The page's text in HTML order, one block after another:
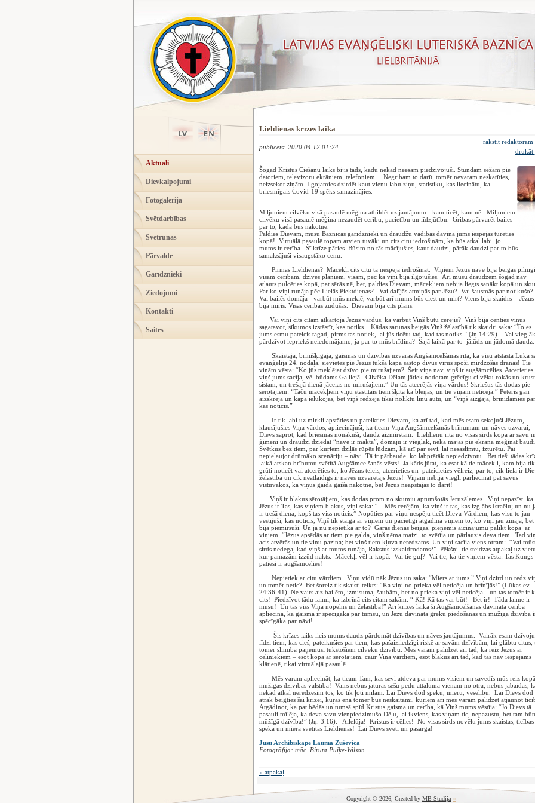
Aktuāli
Dievkalpojumi
Fotogalerija
Svētdarbības
Svētrunas
Pārvalde
Garīdznieki
Ziedojumi
Kontakti
Saites
Lieldienas krīzes laikā
publicēts: 2020.04.12 01:24
rakstīt redaktoram
drukāt
Šogad Kristus Ciešanu laiks bijis tāds, kādu nekad neesam piedzīvojuši. Stundām sēžam pie
datoriem, televizoru ekrāniem, telefoniem… Negribam to darīt, tomēr nevaram neskatīties,
neizsekot ziņām. Ilgojamies dzirdēt kaut vienu labu ziņu, statistiku, kas liecinātu, ka
briesmīgais Covid-19 spēks samazinājies.
Miljoniem cilvēku visā pasaulē mēģina atbildēt uz jautājumu - kam ticēt, kam nē. Miljoniem
cilvēku visā pasaulē mēģina nezaudēt cerību, pacietību un līdzjūtību. Gribas pārvarēt bailes
par to, kāda būs nākotne.
Paldies Dievam, mūsu Baznīcas garīdznieki un draudžu vadības dāvina jums iespējas turēties
kopā! Virtuālā pasaulē topam arvien tuvāki un cits citu iedrošinām, ka būs atkal labi, jo
mums ir cerība. Šī krīze pāries. Būsim no tās mācījušies, kaut daudzi, pārāk daudzi par to būs
samaksājuši visaugstāko cenu.
Pirmās Lieldienās? Mācekļi cits citu tā nespēja iedrošināt. Viņiem Jēzus nāve bija beigas pilnīgi
visām cerībām, dzīves plāniem, visam, pēc kā viņi bija ilgojušies. Arī mūsu draudzēm šogad nav
atļauts pulcēties kopā, pat sērās nē, bet, paldies Dievam, mācekļiem nebija liegts sanākt kopā un
Par ko viņi runāja pēc Lielās Piektdienas? Vai dalījās atmiņās par Jēzu? Vai šausmās par notikušo?
Vai bailēs domāja - varbūt mūs meklē, varbūt arī mums būs ciest un mirt? Viens bija skaidrs - Jēzus
bija miris. Visas cerības zudušas. Dievam bija cits plāns.
Vai viņi cits citam atkārtoja Jēzus vārdus, kā varbūt Viņš būtu cerējis? Viņš bija centies viņus
sagatavot, sīkumos izstāstīt, kas notiks. Kādas sarunas beigās Viņš žēlastībā tik skaidri saka: “To es
jums esmu pateicis tagad, pirms tas notiek, lai jūs ticētu tad, kad tas notiks.” (Jņ 14:29). Vai vieglāk
pārdzīvot iepriekš neiedomājamo, ja par to mūs brīdina? Šajā laikā par to jālūdz un jādomā daudz.
Skaistajā, brīnišķīgajā, gaismas un dzīvības uzvaras Augšāmcelšanās rītā, kā visu atstāsta Lūka
evaņģēlija 24. nodaļā, sievietes pie Jēzus tukšā kapa sastop divus vīrus spoži mirdzošās drānās! Tie
viņām vēsta: “Ko jūs meklējat dzīvo pie mirušajiem? Šeit viņa nav, viņš ir augšāmcēlies.
viņš jums sacīja, vēl būdams Galilejā. Cilvēka Dēlam jātiek nodotam grēcīgu cilvēku rokās un
sistam, un trešajā dienā jāceļas no mirušajiem.” Un tās atcerējās viņa vārdus! Skriešus tās dodas pie
sērotājiem: “Taču mācekļiem viņu stāstītais tiem šķita kā blēņas, un tie viņām neticēja.” Pēteris gan
aizskrēja un kapā ielūkojās, bet viņš redzēja tikai noliktu linu autu, un “viņš aizgāja, brīnīdamies par
kas noticis.”
Ir tik labi uz mirkli apstāties un pateikties Dievam, ka arī tad, kad mēs esam sekojuši Jēzum,
klausījušies Viņa vārdos, apliecinājuši, ka ticam Viņa Augšāmcelšanās brīnumam un nāves uzvarai,
Dievs saprot, kad briesmās nonākuši, daudz aizmirstam. Lieldienu rītā no visas sirds kopā ar savu
ģimeni un draudzi dziedāt “nāve ir mākta”, domāju ir vieglāk, nekā mājās pie ekrāna mēģināt
Svētkus bez tiem, par kuŗiem dziļās rūpēs lūdzam, kā arī par sevi, lai nesaslimtu, izturētu. Pat
nepieļaujot drūmāko scenāriju – nāvi. Tā ir pārbaude, ko labprātāk nepiedzīvotu. Bet tieši tādas
laikā atskan brīnumu svētītā Augšāmcelšanās vēsts! Ja kāds jūtat, ka esat kā tie mācekļi, kam bija tik
grūti noticēt vai atcerēties to, ko Jēzus teicis, atcerieties un pateicieties vēlreiz, par to, cik liela ir
žēlastība un cik neatlaidīgs ir nāves uzvarētājs Jēzus! Viņam nebija viegli pārliecināt pat savus
vistuvākos, ka viņus gaida gaiša nākotne, bet Jēzus neapstājas to darīt!
Viņš ir blakus sērotājiem, kas dodas prom no skumju aptumšotās Jeruzālemes. Viņi nepazīst, ka
Jēzus ir Tas, kas viņiem blakus, viņi saka: “…Mēs cerējām, ka viņš ir tas, kas izglābs Israēlu; un nu
ir trešā diena, kopš tas viss noticis.” Nopūties par viņu nespēju ticēt Dieva Vārdiem, kas visu to jau
vēstījuši, kas noticis, Viņš tik staigā ar viņiem un pacietīgi atgādina viņiem to, ko viņi jau zināja, bet
bija piemirsuši. Un ja nu nepietika ar to? Gaŗās dienas beigās, pieņēmis aicinājumu palikt kopā ar
viņiem, “Jēzus apsēdās ar tiem pie galda, viņš ņēma maizi, to svētīja un pārlauzis deva tiem. Tad
acis atvērās un tie viņu pazina; bet viņš tiem kļuva neredzams. Un viņi sacīja viens otram: “Vai
sirds nedega, kad viņš ar mums runāja, Rakstus izskaidrodams?” Pēkšņi tie steidzas atpakaļ uz vietu,
kur pamazām izzūd nakts. Mācekļi vēl ir kopā. Vai tie guļ? Vai tic, ka tie viņiem vēsta: Tas Kungs
patiesi ir augšāmcēlies!
Nepietiek ar citu vārdiem. Viņu vidū nāk Jēzus un saka: “Miers ar jums.” Viņi dzird un redz
un tomēr netic? Bet šoreiz tik skaisti teikts: “Ka viņi no prieka vēl neticēja un brīnījās!” (Lūkas ev.
24:36-41). Ne vairs aiz bailēm, izmisuma, šaubām, bet no prieka viņi vēl neticēja…un tas tomēr ir
cits! Piedzīvot tādu laimi, ka izbrīnā cits citam sakām: “ Kā! Kā tas var būt! Bet ir! Tāda laime ir
mūsu! Un tas viss Viņa nopelns un žēlastība!” Arī krīzes laikā šī Augšāmcelšanās dāvinātā cerība
apliecina, ka gaisma ir spēcīgāka par tumsu, un Jēzū dāvinātā grēku piedošanas un mūžīgā dzīvība
spēcīgāka par nāvi!
Šis krīzes laiks licis mums daudz pārdomāt dzīvības un nāves jautājumus. Vairāk esam
līdzi tiem, kas cieš, pateikušies par tiem, kas pašaizliedzīgi riskē ar savām dzīvībām, lai glābtu citus,
tomēr slimība paņēmusi tūkstošiem cilvēku dzīvību. Mēs varam palīdzēt arī tad, kā reiz Jēzus ar
ceļiniekiem – esot kopā ar sērotājiem, caur Viņa vārdiem, esot blakus arī tad, kad tas nav iespējams
klātienē, tikai virtuālajā pasaulē.
Mēs varam apliecināt, ka ticam Tam, kas sevi atdeva par mums visiem un savedīs mūs reiz kopā
mūžīgās dzīvībās valstībā! Vairs nebūs jāturas sešu pēdu attālumā vienam no otra, nebūs jābaidās,
nekad atkal neredzēsim tos, ko tik ļoti mīlam. Lai Dievs dod spēku, mieru, veselību. Lai Dievs dod
ātrāk beigties šai krīzei, kuŗas ēnā tomēr būs neskaitāmi, kuŗiem arī mēs varam palīdzēt atjaunot
Atgādinot, ka pat bēdās un tumsā spīd Kristus gaisma un cerība, kā Viņš mums vēstīja: “Jo Dievs tā
pasauli mīlēja, ka deva savu vienpiedzimušo Dēlu, lai ikviens, kas viņam tic, nepazustu, bet tam
mūžīgā dzīvība!” (Jņ. 3:16). Allelūja! Kristus ir cēlies! No visas sirds novēlu jums skaistas, ticības
spēka un miera svētītas Lieldienas! Lai Dievs svētī un pasargā!
Jūsu Archibīskape Lauma Zušēvica
Fotogrāfija: māc. Biruta Puiķe-Wilson
« atpakaļ
Copyright © 2026; Created by MB Studija »